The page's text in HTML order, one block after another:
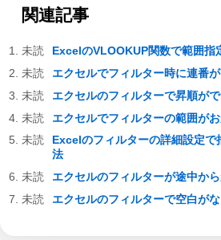
関連記事
ExcelのVLOOKUP関数で範囲指
エクセルでフィルター時に連番
エクセルのフィルターで昇順が
エクセルでフィルターの範囲が
Excelのフィルターの詳細設定で
法
エクセルのフィルターが途中か
エクセルのフィルターで空白が